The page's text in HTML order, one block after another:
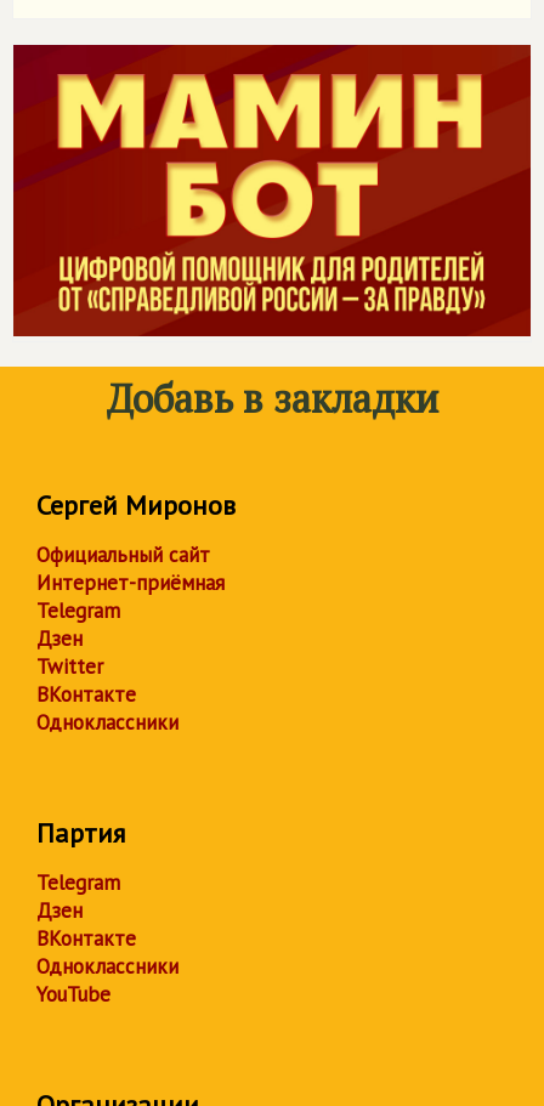
Добавь в закладки
Сергей Миронов
Официальный сайт
Интернет-приёмная
Telegram
Дзен
Twitter
ВКонтакте
Одноклассники
Партия
Telegram
Дзен
ВКонтакте
Одноклассники
YouTube